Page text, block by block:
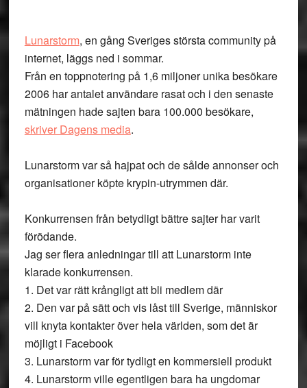
Lunarstorm, en gång Sveriges största community på
internet, läggs ned i sommar.
Från en toppnotering på 1,6 miljoner unika besökare
2006 har antalet användare rasat och i den senaste
mätningen hade sajten bara 100.000 besökare,
skriver Dagens media.
Lunarstorm var så hajpat och de sålde annonser och
organisationer köpte krypin-utrymmen där.
Konkurrensen från betydligt bättre sajter har varit
förödande.
Jag ser flera anledningar till att Lunarstorm inte
klarade konkurrensen.
1. Det var rätt krångligt att bli medlem där
2. Den var på sätt och vis låst till Sverige, människor
vill knyta kontakter över hela världen, som det är
möjligt i Facebook
3. Lunarstorm var för tydligt en kommersiell produkt
4. Lunarstorm ville egentligen bara ha ungdomar